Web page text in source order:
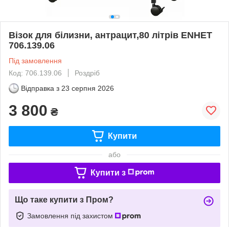
Візок для білизни, антрацит,80 літрів ENHET
706.139.06
Під замовлення
Код: 706.139.06
Роздріб
Відправка з 23 серпня 2026
3 800 ₴
Купити
або
Купити з
Що таке купити з Пром?
Замовлення під захистом